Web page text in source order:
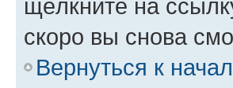
щёлкните на
скоро вы снова
Вернуться к